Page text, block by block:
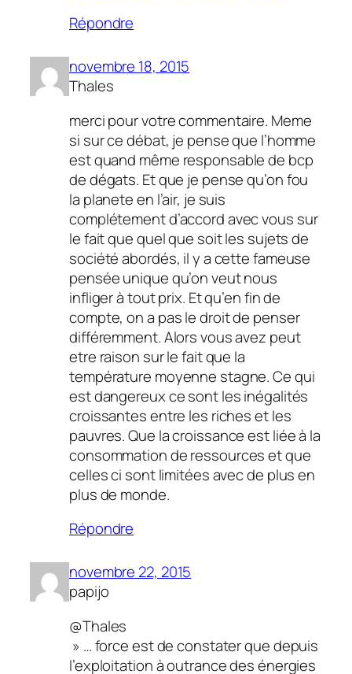
Répondre
novembre 18, 2015
Thales
merci pour votre commentaire. Meme
si sur ce débat, je pense que l’homme
est quand même responsable de bcp
de dégats. Et que je pense qu’on fou
la planete en l’air, je suis
complétement d’accord avec vous sur
le fait que quel que soit les sujets de
société abordés, il y a cette fameuse
pensée unique qu’on veut nous
infliger à tout prix. Et qu’en fin de
compte, on a pas le droit de penser
différemment. Alors vous avez peut
etre raison sur le fait que la
température moyenne stagne. Ce qui
est dangereux ce sont les inégalités
croissantes entre les riches et les
pauvres. Que la croissance est liée à la
consommation de ressources et que
celles ci sont limitées avec de plus en
plus de monde.
Répondre
novembre 22, 2015
papijo
@Thales
» … force est de constater que depuis
l’exploitation à outrance des énergies